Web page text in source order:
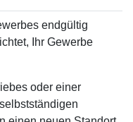
endgültig
Ihr Gewerbe
oder einer